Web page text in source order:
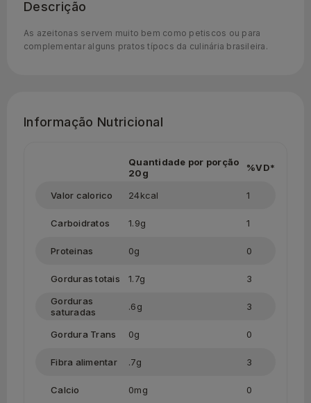
Descrição
As azeitonas servem muito bem como petiscos ou para
complementar alguns pratos típocs da culinária brasileira.
Informação Nutricional
Quantidade por porção
20g
%VD*
Valor calorico 24kcal 1
Carboidratos 1.9g 1
Proteinas 0g 0
Gorduras totais 1.7g
3
Gorduras
saturadas
.6g 3
Gordura Trans 0g 0
Fibra alimentar .7g 3
Calcio 0mg 0